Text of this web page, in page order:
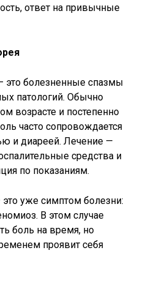
ответ на привычные
это болезненные спазмы
патологий. Обычно
возрасте и постепенно
часто сопровождается
и диареей. Лечение —
средства и
по показаниям.
уже симптом болезни:
В этом случае
боль на время, но
проявит себя